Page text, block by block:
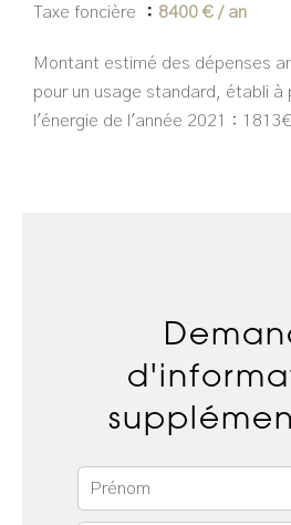
Taxe foncière 8400 € / an
Montant estimé des dépenses
pour un usage standard, établi à
l'énergie de l'année 2021 :